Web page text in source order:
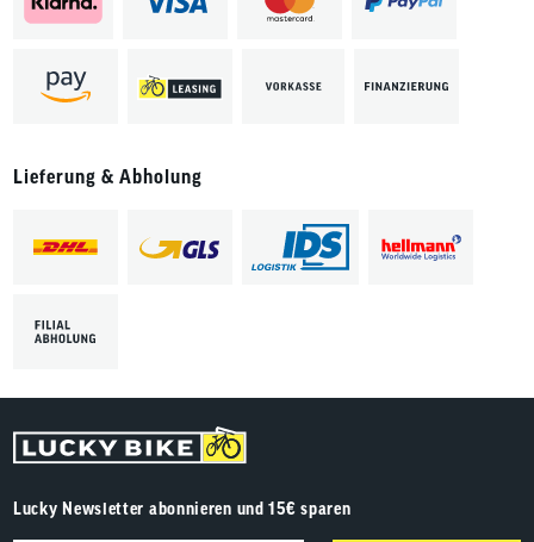
Lieferung & Abholung
Lucky Newsletter abonnieren und 15€ sparen